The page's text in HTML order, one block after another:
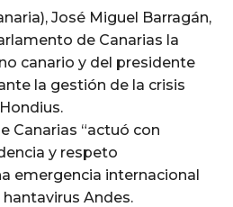
José Miguel Barragán,
de Canarias la
canario y del presidente
la gestión de la crisis
Canarias “actuó con
y respeto
emergencia internacional
Andes.